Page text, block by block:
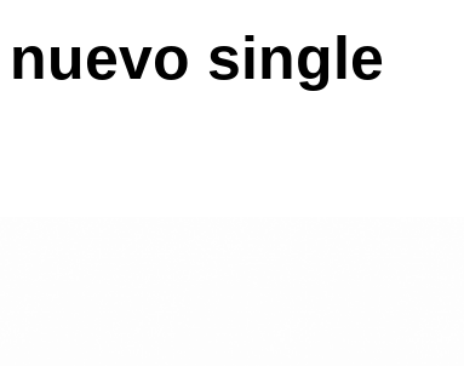
single